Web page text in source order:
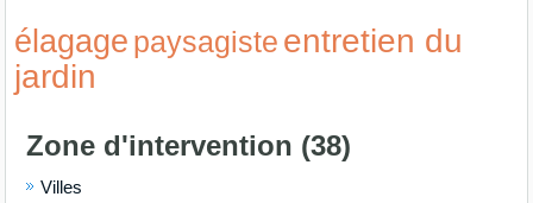
élagage paysagiste entretien du
jardin
Zone d'intervention (38)
Villes